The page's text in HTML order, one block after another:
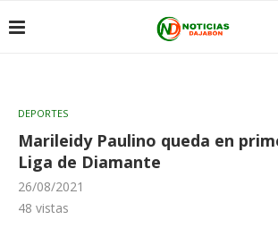
DEPORTES
Marileidy Paulino queda en
Liga de Diamante
26/08/2021
48 vistas